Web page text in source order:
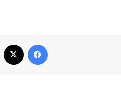
فیسبوک